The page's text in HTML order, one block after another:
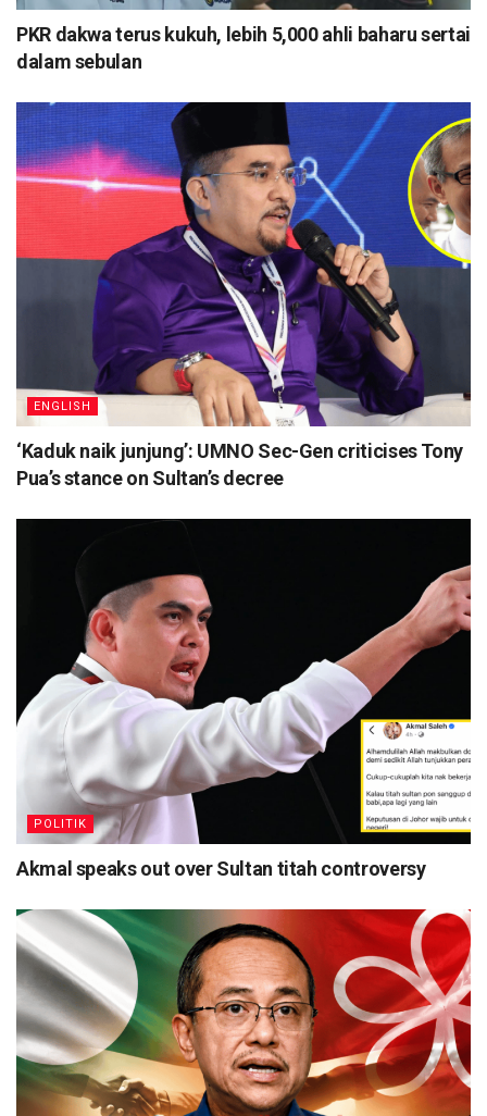
PKR dakwa terus kukuh, lebih 5,000 ahli baharu sertai
dalam sebulan
ENGLISH
‘Kaduk naik junjung’: UMNO Sec-Gen criticises Tony
Pua’s stance on Sultan’s decree
POLITIK
Akmal speaks out over Sultan titah controversy